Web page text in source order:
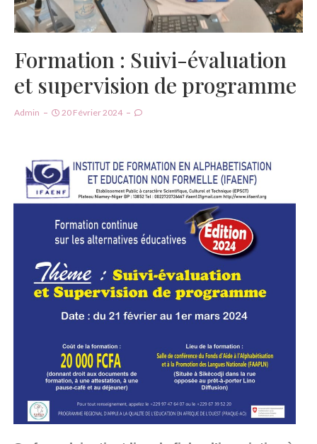
Formation : Suivi-évaluation
et supervision de programme
Admin 20 Février 2024